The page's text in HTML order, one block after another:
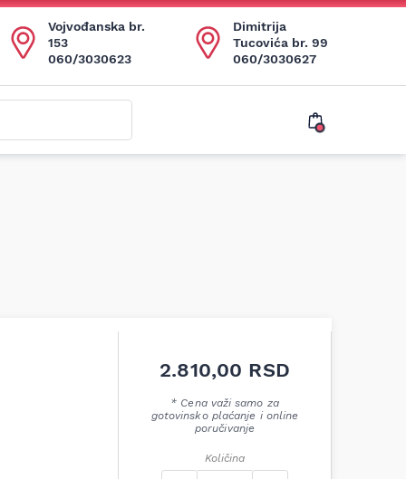
Vojvođanska br.
153
060/3030623
Dimitrija
Tucovića br. 99
060/3030627
2.810,00 RSD
* Cena važi samo za
gotovinsko plaćanje i online
poručivanje
Količina